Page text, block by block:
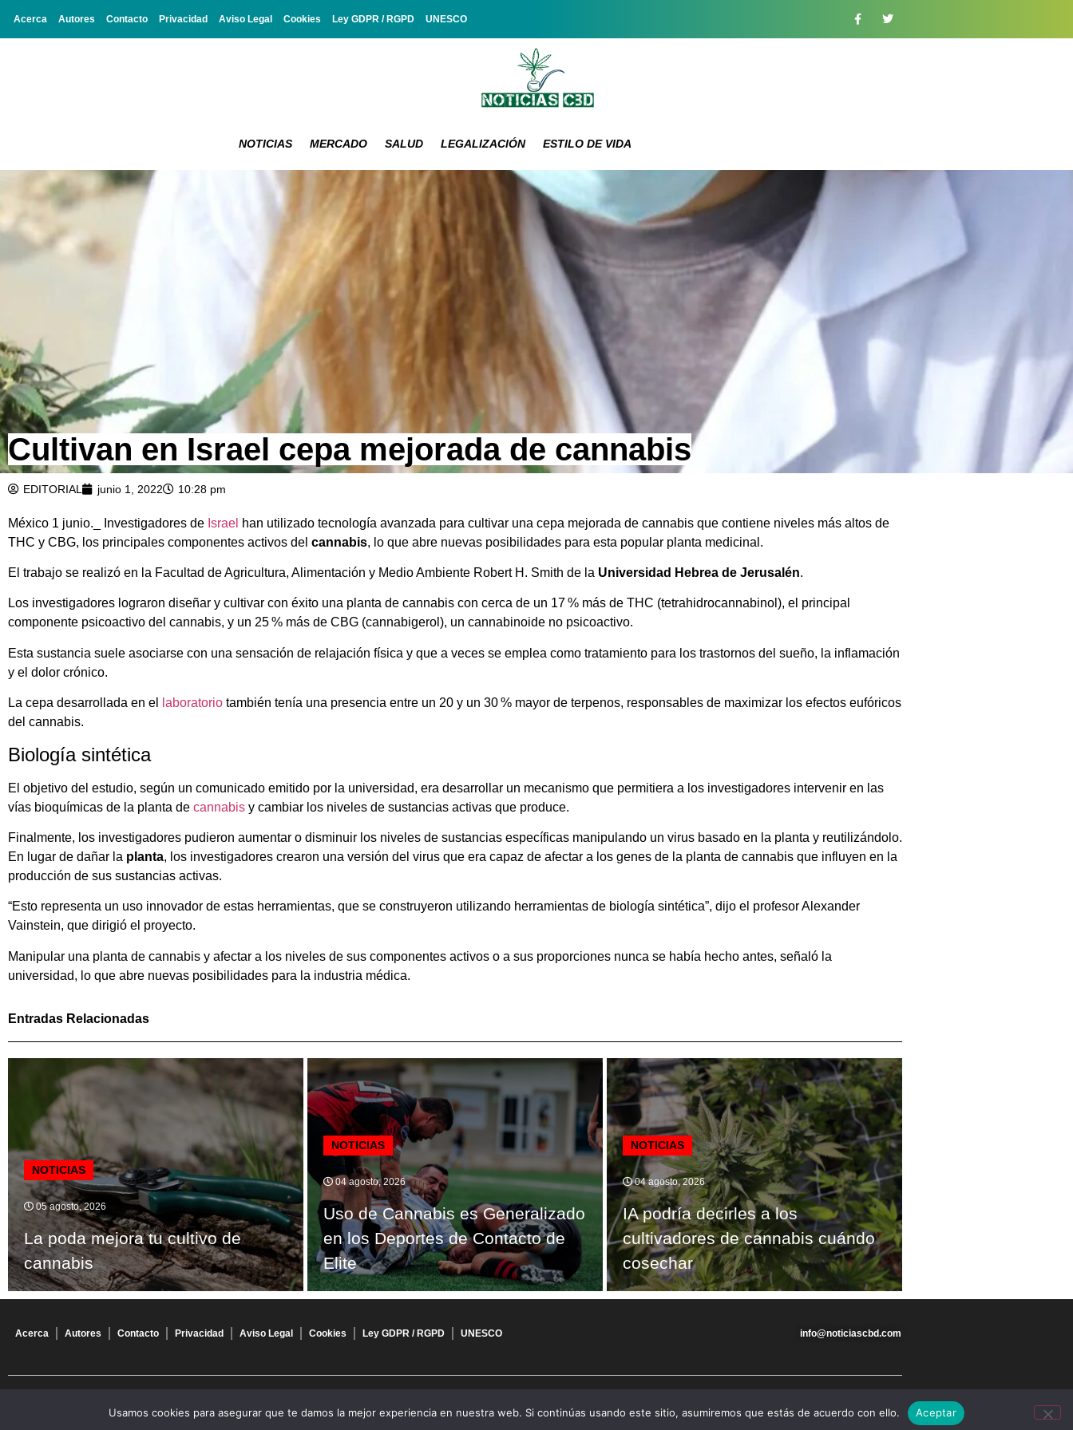
Acerca Autores Contacto Privacidad Aviso Legal Cookies Ley GDPR / RGPD UNESCO
NOTICIAS MERCADO SALUD LEGALIZACIÓN ESTILO DE VIDA
Cultivan en Israel cepa mejorada de cannabis
EDITORIAL junio 1, 2022 10:28 pm
México 1 junio._ Investigadores de Israel han utilizado tecnología avanzada para cultivar una cepa mejorada de cannabis que contiene niveles más altos de
THC y CBG, los principales componentes activos del cannabis, lo que abre nuevas posibilidades para esta popular planta medicinal.
El trabajo se realizó en la Facultad de Agricultura, Alimentación y Medio Ambiente Robert H. Smith de la Universidad Hebrea de Jerusalén.
Los investigadores lograron diseñar y cultivar con éxito una planta de cannabis con cerca de un 17 % más de THC (tetrahidrocannabinol), el principal
componente psicoactivo del cannabis, y un 25 % más de CBG (cannabigerol), un cannabinoide no psicoactivo.
Esta sustancia suele asociarse con una sensación de relajación física y que a veces se emplea como tratamiento para los trastornos del sueño, la inflamación
y el dolor crónico.
La cepa desarrollada en el laboratorio también tenía una presencia entre un 20 y un 30 % mayor de terpenos, responsables de maximizar los efectos eufóricos
del cannabis.
Biología sintética
El objetivo del estudio, según un comunicado emitido por la universidad, era desarrollar un mecanismo que permitiera a los investigadores intervenir en las
vías bioquímicas de la planta de cannabis y cambiar los niveles de sustancias activas que produce.
Finalmente, los investigadores pudieron aumentar o disminuir los niveles de sustancias específicas manipulando un virus basado en la planta y reutilizándolo.
En lugar de dañar la planta, los investigadores crearon una versión del virus que era capaz de afectar a los genes de la planta de cannabis que influyen en la
producción de sus sustancias activas.
“Esto representa un uso innovador de estas herramientas, que se construyeron utilizando herramientas de biología sintética”, dijo el profesor Alexander
Vainstein, que dirigió el proyecto.
Manipular una planta de cannabis y afectar a los niveles de sus componentes activos o a sus proporciones nunca se había hecho antes, señaló la
universidad, lo que abre nuevas posibilidades para la industria médica.
Entradas Relacionadas
NOTICIAS
05 agosto, 2026
La poda mejora tu cultivo de
cannabis
NOTICIAS
04 agosto, 2026
Uso de Cannabis es Generalizado
en los Deportes de Contacto de
Elite
NOTICIAS
04 agosto, 2026
IA podría decirles a los
cultivadores de cannabis cuándo
cosechar
Acerca Autores Contacto Privacidad Aviso Legal Cookies Ley GDPR / RGPD UNESCO info@noticiascbd.com
© 2026 Todos los derechos reservadosUsamos cookies para asegurar que te damos la mejor experiencia en nuestra web. Si continúas usando este sitio, asumiremos que estás de acuerdo con ello. Aceptar